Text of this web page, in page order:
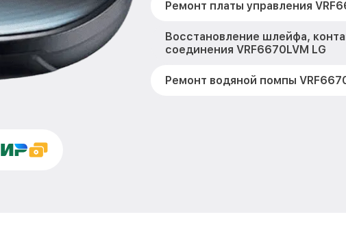
Ремонт платы управления
Восстановление шлейфа,
соединения VRF6670LVM LG
Ремонт водяной помпы